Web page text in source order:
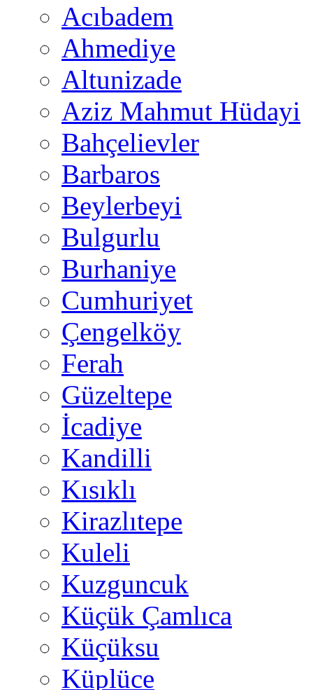
Acıbadem
Ahmediye
Altunizade
Aziz Mahmut Hüdayi
Bahçelievler
Barbaros
Beylerbeyi
Bulgurlu
Burhaniye
Cumhuriyet
Çengelköy
Ferah
Güzeltepe
İcadiye
Kandilli
Kısıklı
Kirazlıtepe
Kuleli
Kuzguncuk
Küçük Çamlıca
Küçüksu
Küplüce